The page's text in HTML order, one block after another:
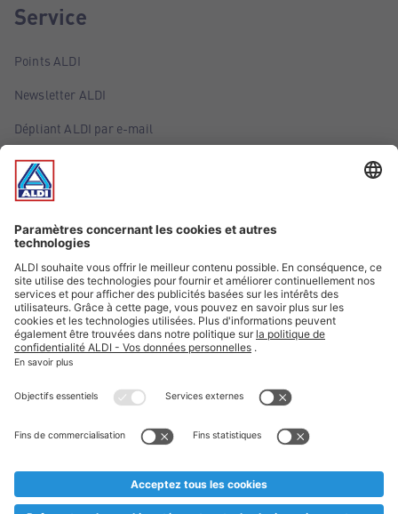
Service
Points ALDI
Newsletter ALDI
Dépliant ALDI par e-mail
Offres
Infos essentielles
Suivez ALDI Belgique
Textes marqués d'un astérisque et mentions légales
* Nous vendons ces articles temporairement et jusqu'à
au cas où, malgré le planning bien étudié, nous serions
prématurément en rupture de stock. Prix Recupel et TVA incl.
** Sur ce site, l’utilisation de la forme masculine a été adoptée